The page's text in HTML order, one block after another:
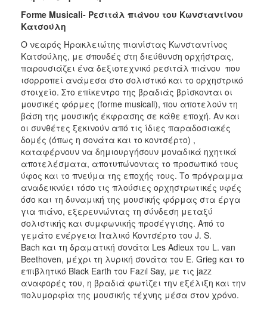
ΠΟΛΙΤΙΣΜΟΣ
ΑΝΘΕΚΤΙΚΗ
ΠΟΛΗ
Forme Musicali- Ρεσιτάλ πιάνου του Κωνσταντίνου
Κατσούλη
Ο νεαρός Ηρακλειώτης πιανίστας Κωνσταντίνος
Κατσούλης, με σπουδές στη διεύθυνση ορχήστρας,
παρουσιάζει ένα δεξιοτεχνικό ρεσιτάλ πιάνου που
ισορροπεί ανάμεσα στο σολιστικό και το ορχηστρικό
στοιχείο. Στο επίκεντρο της βραδιάς βρίσκονται οι
μουσικές φόρμες (forme musicali), που αποτελούν τη
βάση της μουσικής έκφρασης σε κάθε εποχή. Αν και
οι συνθέτες ξεκινούν από τις ίδιες παραδοσιακές
δομές (όπως η σονάτα και το κοντσέρτο) ,
καταφέρνουν να δημιουργήσουν μοναδικά ηχητικά
αποτελέσματα, αποτυπώνοντας το προσωπικό τους
ύφος και το πνεύμα της εποχής τους. Το πρόγραμμα
αναδεικνύει τόσο τις πλούσιες ορχηστρωτικές υφές
όσο και τη δυναμική της μουσικής φόρμας στα έργα
για πιάνο, εξερευνώντας τη σύνδεση μεταξύ
σολιστικής και συμφωνικής προσέγγισης. Από το
γεμάτο ενέργεια Ιταλικό Κοντσέρτο του J. S.
Bach και τη δραματική σονάτα Les Adieux του L. van
Beethoven, μέχρι τη λυρική σονάτα του E. Grieg και το
επιβλητικό Black Earth του Fazıl Say, με τις jazz
αναφορές του, η βραδιά φωτίζει την εξέλιξη και την
πολυμορφία της μουσικής τέχνης μέσα στον χρόνο.